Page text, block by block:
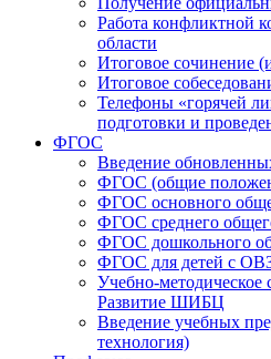
Работа конфликтной
области
Итоговое сочинение
Итоговое
Телефоны «горячей
подготовки и
ФГОС
Введение
ФГОС (общие
ФГОС основного
ФГОС среднего
ФГОС дошкольного
ФГОС для детей с
Учебно-
Развитие ШИБЦ
Введение учебных
технология)